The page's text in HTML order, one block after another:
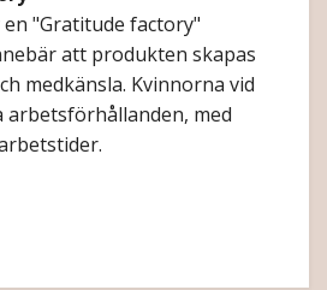
"Gratitude factory"
att produkten skapas
medkänsla. Kvinnorna vid
med